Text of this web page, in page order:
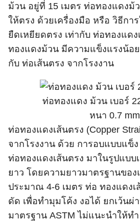
ม้วน อยู่ที่ 15 เมตร ท่อทองแดงม้
ให้ตรง ด้วยเครื่องมือ หรือ วิธีกา
ยืดเหยียดตรง เท่ากับ ท่อทองแด
ทองแดงม้วน มีความแข็งแรงน้อย
กับ ท่อเส้นตรง จากโรงงาน
ท่อทองแดง ม้วน เบอร์
หนา 0.7 mm
ท่อทองแดงเส้นตรง (Copper
จากโรงงาน ด้วย การอบแบบแข็ง
ท่อทองแดงเส้นตรง มาในรูปแบบ
ยาว โดยความยาวมาตรฐานขอ
ประมาณ 4-6 เมตร ท่อ ทองแดงเ
ดัด เพื่อทำมุมโค้ง งอได้ ยกเว้นผ่
มาตรฐาน ASTM ไม่แนะนำให้ทำ